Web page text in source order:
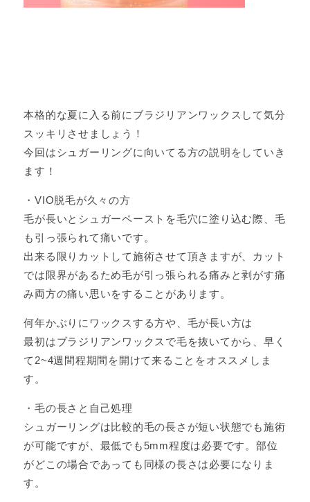
本格的な夏に入る前にブラジリアンワックスして気分
スッキリさせましょう！
今回はシュガーリングに向いてる方の説明をしていき
ます！
・VIO脱毛が久々の方
毛が長いとシュガーペーストを毛穴に塗り込む際、毛
も引っ張られて痛いです。
出来る限りカットして施術させて頂きますが、カット
では限界があるため毛が引っ張られる痛みと剥がす痛
み両方の痛い思いをすることがあります。
何年かぶりにワックスする方や、毛が長い方は
最初はブラジリアンワックスで毛を抜いてから、早く
て2~4週間程期間を開けて来ることをオススメしま
す。
・毛の長さと自己処理
シュガーリングは比較的毛の長さが短い状態でも施術
が可能ですが、最低でも5mm程度は必要です。部位
がどこの場合であっても同様の長さは必要になりま
す。